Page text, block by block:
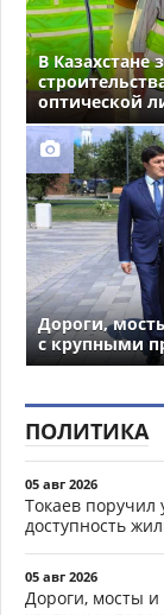
В
оптической
Дороги,
с крупными
ПОЛИТИКА
05 авг 2026
Токаев
доступность
05 авг 2026
Дороги, мосты и